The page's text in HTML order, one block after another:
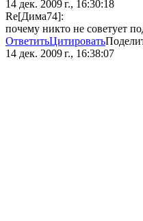
14 дек. 2009 г., 16:30:18
Re[Дима74]:
почему никто не советует
ОтветитьЦитировать
14 дек. 2009 г., 16:38:07